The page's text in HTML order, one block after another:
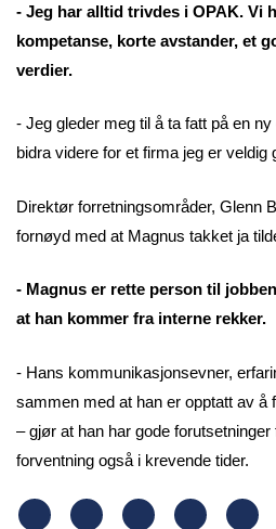
- Jeg har alltid trivdes i OPAK. Vi
kompetanse, korte avstander, et
verdier.
- Jeg gleder meg til å ta fatt på en
bidra videre for et firma jeg er veldig
Direktør forretningsområder, Glenn
fornøyd med at Magnus takket ja
- Magnus er rette person til
at han kommer fra interne rekker.
- Hans kommunikasjonsevner,
sammen med at han er opptatt av å
– gjør at han har gode
forventning også i krevende tider.